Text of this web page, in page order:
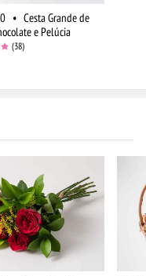
• Cesta Grande de
e Pelúcia
(38)